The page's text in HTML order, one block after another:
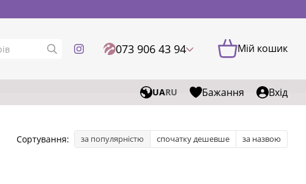
073 906 43 94 Мій кошик
UARU Бажання Вхід
Сортування: за популярністю спочатку дешевше за назвою